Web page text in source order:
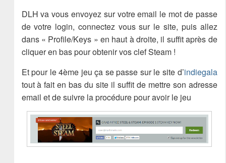
DLH va vous envoyez sur votre email le mot de passe
de votre login, connectez vous sur le site, puis allez
dans « Profile/Keys » en haut à droite, il suffit après de
cliquer en bas pour obtenir vos clef Steam !
Et pour le 4ème jeu ça se passe sur le site d’indiegala
tout à fait en bas du site il suffit de mettre son adresse
email et de suivre la procédure pour avoir le jeu